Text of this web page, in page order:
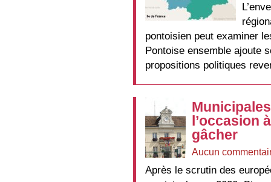
pontoisien peut examiner
Pontoise ensemble ajoute
propositions politiques
l’occasion
gâcher
Aucun
Après le scrutin des